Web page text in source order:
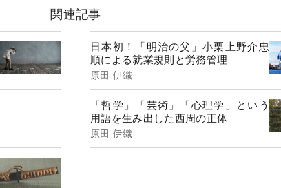
関連記事
日本初！「明治の父」小栗上野介忠
順による就業規則と労務管理
原田 伊織
「哲学」「芸術」「心理学」という
用語を生み出した西周の正体
原田 伊織